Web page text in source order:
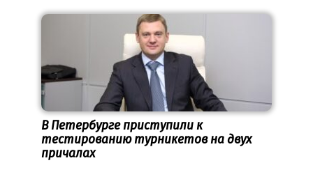
В Петербурге приступили к
тестированию турникетов на двух
причалах